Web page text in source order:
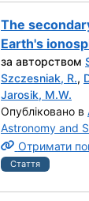
The
Earth's
за авторством
Szczesniak, R.,
Jarosik, M.W.
Опубліковано в
Astronomy and
Отримати
Стаття